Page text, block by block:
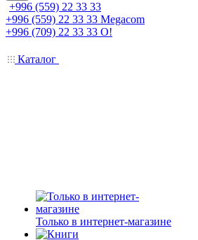
+996 (559) 22 33 33
+996 (559) 22 33 33 Megacom
+996 (709) 22 33 33 O!
Каталог
Только в интернет-магазине